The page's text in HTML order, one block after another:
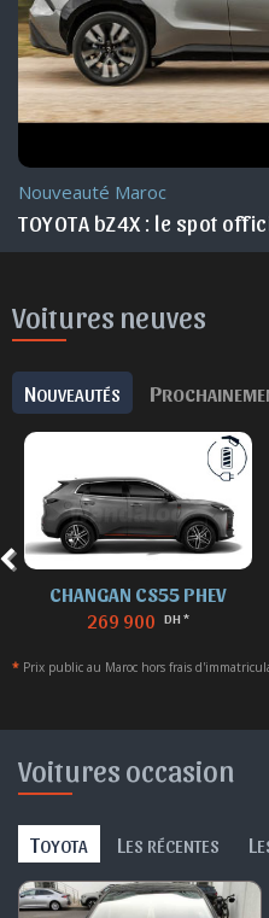
Nouveauté Maroc
TOYOTA bZ4X : le spot
Voitures neuves
NOUVEAUTÉS P
CHANGAN CS55 PHEV
269 900 DH *
* Prix public au Maroc hors frais
Voitures occasion
TOYOTA L ES RÉCENTES L